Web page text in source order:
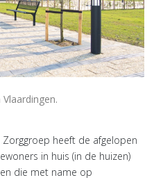
Zorggroep heeft de afgelopen
in huis (in de huizen)
die met name op